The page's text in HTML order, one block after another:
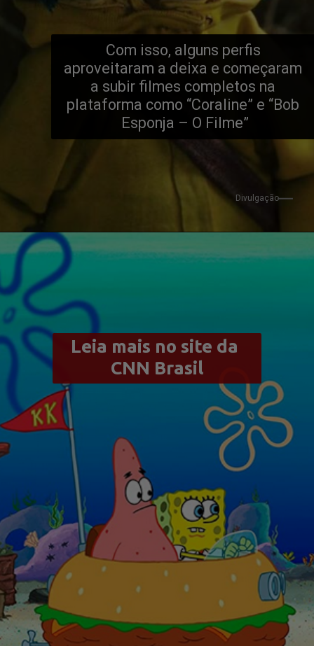
Com isso, alguns perfis
aproveitaram a deixa e começaram
a subir filmes completos na
plataforma como “Coraline” e “Bob
Esponja – O Filme”
Divulgação
Leia mais no site da
CNN Brasil